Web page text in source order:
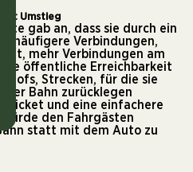
Umstieg
gab an, dass sie durch ein
häufigere Verbindungen,
mehr Verbindungen am
öffentliche Erreichbarkeit
Strecken, für die sie
Bahn zurücklegen
und eine einfachere
den Fahrgästen
statt mit dem Auto zu